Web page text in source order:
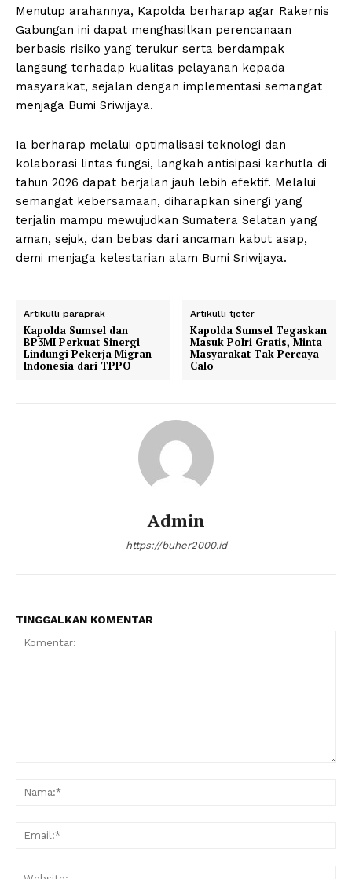
Menutup arahannya, Kapolda berharap agar Rakernis
Gabungan ini dapat menghasilkan perencanaan
berbasis risiko yang terukur serta berdampak
langsung terhadap kualitas pelayanan kepada
masyarakat, sejalan dengan implementasi semangat
menjaga Bumi Sriwijaya.
Ia berharap melalui optimalisasi teknologi dan
kolaborasi lintas fungsi, langkah antisipasi karhutla di
tahun 2026 dapat berjalan jauh lebih efektif. Melalui
semangat kebersamaan, diharapkan sinergi yang
terjalin mampu mewujudkan Sumatera Selatan yang
aman, sejuk, dan bebas dari ancaman kabut asap,
demi menjaga kelestarian alam Bumi Sriwijaya.
Artikulli paraprak
Kapolda Sumsel dan
BP3MI Perkuat Sinergi
Lindungi Pekerja Migran
Indonesia dari TPPO
Artikulli tjetër
Kapolda Sumsel Tegaskan
Masuk Polri Gratis, Minta
Masyarakat Tak Percaya
Calo
Admin
https://buher2000.id
TINGGALKAN KOMENTAR